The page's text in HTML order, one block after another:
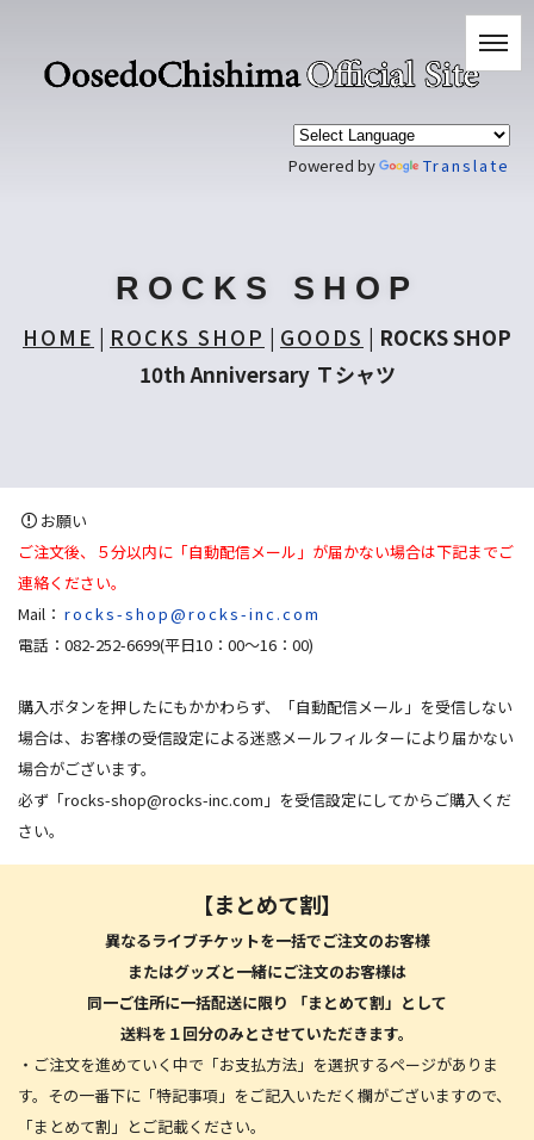
Powered by Translate
ROCKS SHOP
HOME | ROCKS SHOP | GOODS | ROCKS SHOP
10th Anniversary Ｔシャツ
お願い
ご注文後、５分以内に「自動配信メール」が届かない場合は下記までご
連絡ください。
Mail： rocks-shop@rocks-inc.com
電話：082-252-6699(平日10：00～16：00)
購入ボタンを押したにもかかわらず、「自動配信メール」を受信しない
場合は、お客様の受信設定による迷惑メールフィルターにより届かない
場合がございます。
必ず「rocks-shop@rocks-inc.com 」を受信設定にしてからご購入くだ
さい。
【まとめて割】
異なるライブチケットを一括でご注文のお客様
またはグッズと一緒にご注文のお客様は
同一ご住所に一括配送に限り
「まとめて割」として
送料を１回分のみとさせていただきます。
・ご注文を進めていく中で「お支払方法」を選択するページがありま
す。その一番下に「特記事項」をご記入いただく欄がございますので、
「まとめて割」とご記載ください。